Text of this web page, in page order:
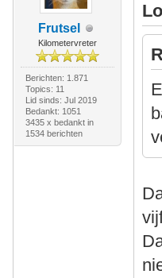
Frutsel
Kilometervreter
Berichten: 1.871
Topics: 11
Lid sinds: Jul 2019
Bedankt: 1051
3435 x bedankt in
1534 berichten